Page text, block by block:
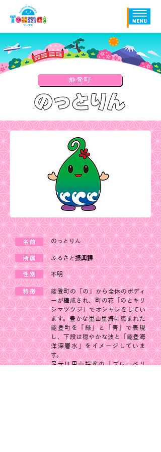
のっとりん
ふるさと振興課
不明
能登町の「の」から全体のボディ
ーが構成され、町の花「のとキリ
シマツツジ」でオシャレをしてい
ます。豊かな里山里海に恵まれた
能登町を「緑」と「青」で表現
し、下段は穏やかな波と「能登海
洋深層水」をイメージしていま
す。
足元は里山特産の「ブルーベリ